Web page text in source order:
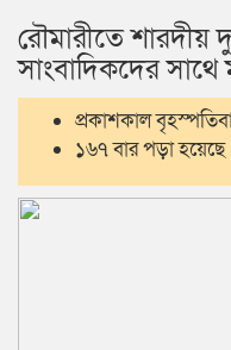
রৌমারীতে শারদীয়
সাংবাদিকদের
প্রকাশকাল
১৬৭ বার পড়া হয়েছে